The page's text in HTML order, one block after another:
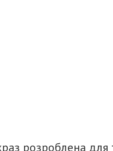
розроблена